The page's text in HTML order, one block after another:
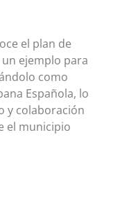
el plan de
ejemplo para
como
Española, lo
y colaboración
el municipio